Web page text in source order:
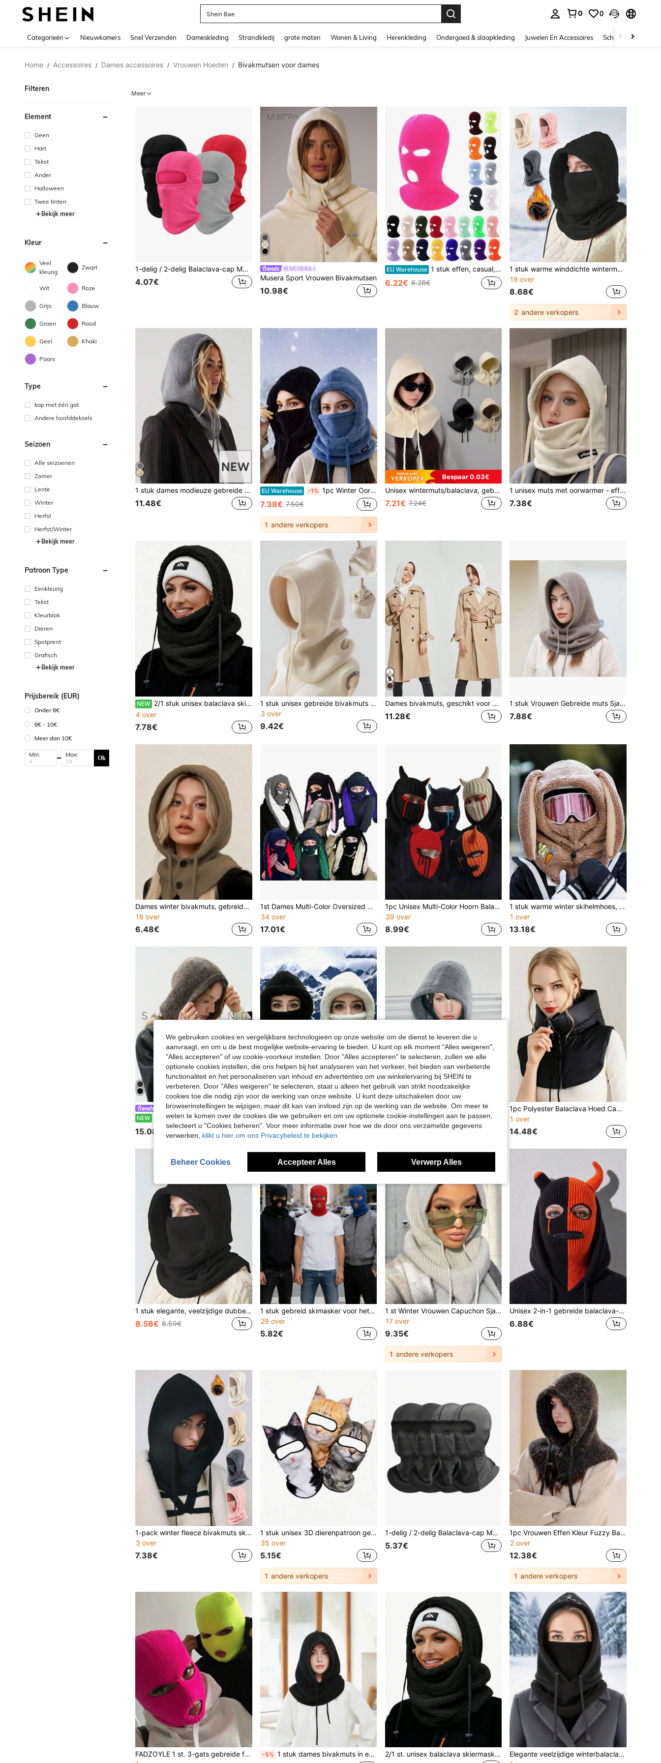
Bikini Dames
0 0
Categorieën Nieuwkomers Snel Verzenden Dameskleding Strandkledij grote maten Wonen & Living Herenkleding Ondergoed & slaapkleding Juwelen En Accessoires Schoonheid &
Home / Accessoires / Dames accessoires / Vrouwen Hoeden / Bivakmutsen voor dames
Filteren
Element
Geen
Hart
Tekst
Ander
Halloween
Twee tinten
Bekijk meer
Kleur
Veel
kleurig
Zwart
Wit Roze
Grijs Blauw
Groen Rood
Geel Khaki
Paars
Type
kap met één gat
Andere hoofddeksels
Seizoen
Alle seizoenen
Zomer
Lente
Winter
Herfst
Herfst/Winter
Bekijk meer
Patroon Type
Eenkleurig
Tekst
Kleurblok
Dieren
Spotprent
Grafisch
Bekijk meer
Prijsbereik (EUR)
Onder 8€
8€ - 10€
Meer dan 10€
Min: Max: Ok
Meer
1-delig / 2-delig Balaclava-cap Motorrijden Gezichtsmasker, Warme Capuchon, Zonwering en Winddicht, Geschikt voor Bergklimmen en Buitensporten Masker
4.07€
MUSERA
Musera Sport Vrouwen Bivakmutsen
10.98€
EU Warehouse 1 stuk effen, casual, eenvoudige 3-gats bivakmuts, unisex straatfiets, winddicht, oor- en nekwarmer, gezichtsmaskermuts
6.22€ 6.28€
1 stuk warme winddichte wintermuts, geschikt voor mannen en vrouwen, warme muts voor buiten, gebruikt voor winddichte hoofdbescherming tijdens mountainbiken, motorfiets gezichtsbescherming muts, geïntegreerde koudebestendige sjaalmuts, geschikt voor motorrijden - uitstekend cadeau voor buiten, perfect voor Halloween
19 over
8.68€
2 andere verkopers
1 stuk dames modieuze gebreide sjaal met capuchon, randloze muts met trekkoord, eendelige balaclava muts, warme veelzijdige witte muts voor woon-werkverkeer
11.48€
EU Warehouse -1% 1pc Winter Oor & Nek Warmer Muts Met Thermische Voering, Ski Gezichtsmasker, Polyester Gebreide Volledige Hoofd & Nek Warmer, Unisex, Lichtgewicht, Willekeurige Tag
7.38€ 7.50€
1 andere verkopers
Bespaar 0.03€
Unisex wintermuts/balaclava, gebreide muts met capuchon voor warmte buitenshuis, nekwarmer met trekkoord.
7.21€ 7.24€
1 unisex muts met oorwarmer - effen kleur, nek- en gezichtsbescherming, capuchon met voering van wol met hoge gram, geschikt voor buiten fietsen, casual stijl, sluiting met trekkoord, warme hoofddeksels met herfst-/wintervakantiethema
7.38€
NEW 2/1 stuk unisex balaclava skimasker winter warme sjaal muts
4 over
7.78€
1 stuk unisex gebreide bivakmuts van wolmix, warme en zachte beanie met trekkoord, verstelbare nekwarmer voor de herfst/winter
3 over
9.42€
Dames bivakmuts, geschikt voor dagelijks gebruik
11.28€
1 stuk Vrouwen Gebreide muts Sjaals Sets Winter Oor Bescherming Beanie Pet
7.88€
Dames winter bivakmuts, gebreide muts en sjaal set, multifunctionele sjaal met capuchon, dagelijkse warme oorbescherming, geschikt voor buitensporten, skiën en fietsen
18 over
6.48€
1st Dames Multi-Color Oversized Rabbit Ear Hat, Warme Dikke Gebreide Muts, Schattig & Veelzijdig, Geschikt Voor Dagelijks, Casual, Feestgelegenhedenski Masker Valentijnsdag
34 over
17.01€
1pc Unisex Multi-Color Hoorn Balaclava Hoed Met Bloedvlekken Masker Warme Gebreide Skimuts Nieuwigheid Halloween Feest Gezichtsbedekking
39 over
8.99€
1 stuk warme winter skihelmhoes, zachte fleece skimuts/sjaal, schattige helmhoes met konijnenoortjes als decoratie
1 over
13.18€
Sunnywind
NEW 1 stuk dames baret met pailletten in effen kleur, nieuwe stijl, polyester, barok, voor dagelijks gebruik in herfst/winter
15.08€
2/1st unisex balaclava skiermask winter warme sjaal muts
7.85€ 12.47€
1pc Polyester Balaclava Hoed Capuchon Sjaal Cap - Winter Koude Bescherming Trekkoord Sluiting Unisex Mantel Hoed, Nek Rits Trekkoord Jas Sjaal Korte Tanktop Nieuwjaar Gelegenheid Thema, Veerloos
1 over
14.48€
1 stuk elegante, veelzijdige dubbellaagse bivakmuts met trekkoord, winddicht en warm, ideaal als skimasker, effen kleur, geschikt voor fietsen, vissen, hardlopen, racen, balsporten, wandelen en dagelijks gebruik, unisex
8.58€ 8.59€
1 stuk gebreid skimasker voor het hele gezicht met 3 gaten, bivakmuts/nekwarmer, unisex, geschikt voor alle seizoenen, Halloween, sport, fietsen, outdoor
29 over
5.82€
1 st Winter Vrouwen Capuchon Sjaal Mutsen Haak Effen Kleur Gebreide Trui Trekkoord Balaclava Winter Warme Muts Beanie Bombers Cap
17 over
9.35€
1 andere verkopers
Unisex 2-in-1 gebreide balaclava-muts en beanie met duivelshorns, volledig gezichtsmasker voor punk streetwear en Halloween-kostuumfeestjes, 1 stuk
6.88€
1-pack winter fleece bivakmuts skimasker damesmuts, warm masker, polyester gebreide volledige hoofd- en nekwarmer, unisex, lichtgewicht, handwasbaar, niet-rekbaar materiaal, fijn vakmanschap, geschikt voor dagelijks reizen, reizen, fietsen, skiën, buitensporten
3 over
7.38€
1 stuk unisex 3D dierenpatroon gezichtsmasker zonbescherming gezichtscover outdoor grappige waterspel hoed dierenhoofdcover katten- en hondenkopcover, geschikt voor dagelijkse uitstapjes, reizen, wandelen, klimmen
35 over
5.15€
1 andere verkopers
1-delig / 2-delig Balaclava-cap Motorrijden Gezichtsmasker, Warme Capuchon, Zonwering en Winddicht, Geschikt voor Bergbeklimmen en Buitensporten Masker
5.37€
1pc Vrouwen Effen Kleur Fuzzy Balaclava Hoed, Winter Warme Winddichte Oorbescherming Dikke Gebreide Muts, Schattig, Casual, Elegant, Retro, Streetwear, Veelzijdig, Past op Grote Hoofden, Geschikt Voor Buiten, Skiën, Fietsen, Reizen, Feesten, Dagelijks Gebruik
2 over
12.38€
1 andere verkopers
FADZOYLE 1 st. 3-gats gebreide full face skimasker gebreide muts muts alle seizoenen winter dames heren unisex bivakmuts gezichtsbedekking nekwarmer voor Halloween sport fietsen buiten winter dames
-5% 1 stuk dames bivakmuts in effen kleur, winddichte gebreide nekwarmer voor de herfst/winter, geschikt voor buitenactiviteiten, winkelen, reizen, dagelijks gebruik (lichte variatie in het patroon van de rand, maar dit heeft geen invloed op het gebruik), strand, festival 2/1 st. unisex balaclava skiermask, warme wintermuts met sjaal
Elegante veelzijdige winterbalaclava met trekkoord, winddicht en koudebestendig skiermask voor buiten, geschikt voor fietsen, vissen, hardlopen, racen, balsporten, wandelen en dagelijks gebruik
We gebruiken cookies en vergelijkbare technologieën op onze website om de dienst te leveren die u
aanvraagt, en om u de best mogelijke website-ervaring te bieden. U kunt op elk moment "Alles weigeren",
"Alles accepteren" of uw cookie-voorkeur instellen. Door "Alles accepteren" te selecteren, zullen we alle
optionele cookies instellen, die ons helpen bij het analyseren van het verkeer, het bieden van verbeterde
functionaliteit en het personaliseren van inhoud en advertenties om uw winkelervaring bij SHEIN te
verbeteren. Door "Alles weigeren" te selecteren, staat u alleen het gebruik van strikt noodzakelijke
cookies toe die nodig zijn voor de werking van onze website. U kunt deze uitschakelen door uw
browserinstellingen te wijzigen, maar dit kan van invloed zijn op de werking van de website. Om meer te
weten te komen over de cookies die we gebruiken en om uw optionele cookie-instellingen aan te passen,
selecteert u "Cookies beheren". Voor meer informatie over hoe we de door ons verzamelde gegevens
verwerken, klikt u hier om ons Privacybeleid te bekijken.
Beheer Cookies Accepteer Alles Verwerp Alles